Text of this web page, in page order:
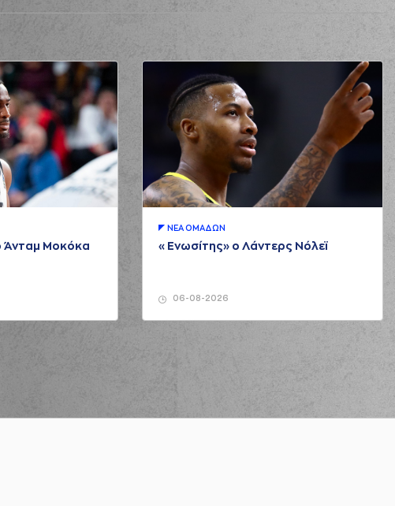
Άνταμ Μοκόκα
06-08-2026
ΝΕA ΟΜAΔΩΝ
«Ενωσίτης» ο Λάντερς Νόλεϊ